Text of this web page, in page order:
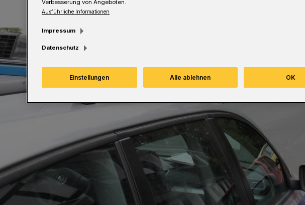
Verbesserung von Angeboten.
Ausführliche Informationen
Impressum
Datenschutz
Einstellungen Alle ablehnen OK